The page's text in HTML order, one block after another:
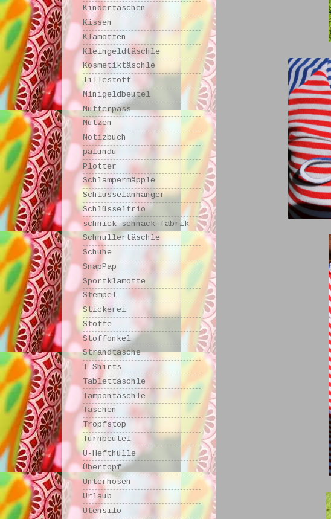
Kindertaschen
Kissen
Klamotten
Kleingeldtäschle
Kosmetiktäschle
lillestoff
Minigeldbeutel
Mutterpass
Mützen
Notizbuch
palundu
Plotter
Schlampermäpple
Schlüsselanhänger
Schlüsseltrio
schnick-schnack-fabrik
Schnullertäschle
Schuhe
SnapPap
Sportklamotte
Stempel
Stickerei
Stoffe
Stoffonkel
Strandtasche
T-Shirts
Tablettäschle
Tampontäschle
Taschen
Tropfstop
Turnbeutel
U-Hefthülle
Übertopf
Unterhosen
Urlaub
Utensilo